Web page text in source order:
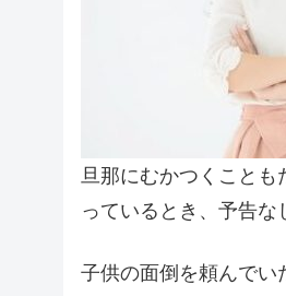
旦那にむかつくこと
っているとき、予告
子供の面倒を頼んでい